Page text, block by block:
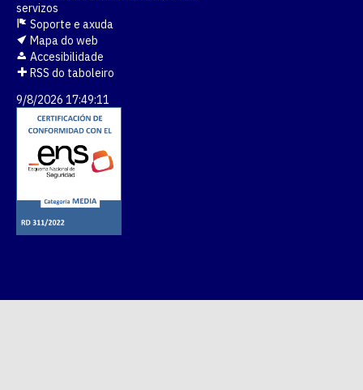
servizos
Soporte e axuda
Mapa do web
Accesibilidade
RSS do taboleiro
9/8/2026 17:49:11